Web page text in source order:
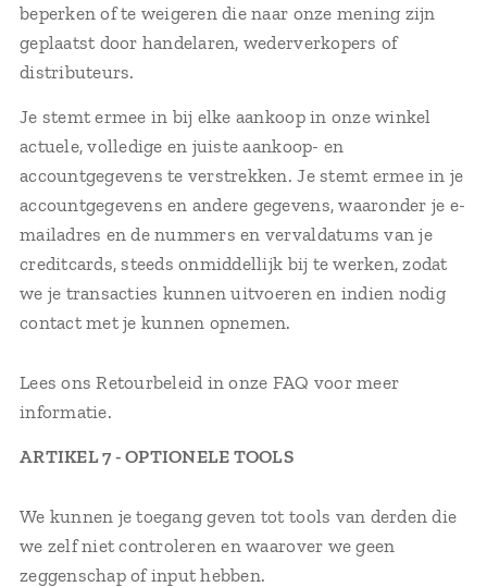
beperken of te weigeren die naar onze mening zijn
geplaatst door handelaren, wederverkopers of
distributeurs.
Je stemt ermee in bij elke aankoop in onze winkel
actuele, volledige en juiste aankoop- en
accountgegevens te verstrekken. Je stemt ermee in je
accountgegevens en andere gegevens, waaronder je e-
mailadres en de nummers en vervaldatums van je
creditcards, steeds onmiddellijk bij te werken, zodat
we je transacties kunnen uitvoeren en indien nodig
contact met je kunnen opnemen.
Lees ons Retourbeleid in onze FAQ voor meer
informatie.
ARTIKEL 7 - OPTIONELE TOOLS
We kunnen je toegang geven tot tools van derden die
we zelf niet controleren en waarover we geen
zeggenschap of input hebben.